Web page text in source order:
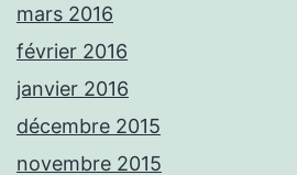
mars 2016
février 2016
janvier 2016
décembre 2015
novembre 2015